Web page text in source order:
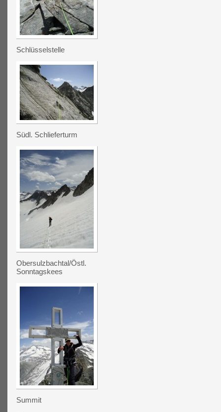
Schlüsselstelle
Südl. Schlieferturm
Obersulzbachtal/Östl.
Sonntagskees
Summit